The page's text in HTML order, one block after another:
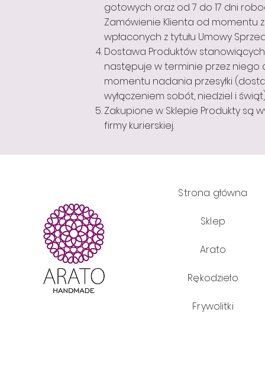
gotowych oraz od 7 do 17 dni
Zamówienie Klienta od momentu
wpłaconych z tytułu Umowy
Dostawa Produktów
następuje w terminie przez niego
momentu nadania przesyłki
wyłączeniem sobót, niedziel i
Zakupione w Sklepie Produkty są
firmy kurierskiej.
Strona główna
Sklep
Arato
Rękodzieło
Frywolitki